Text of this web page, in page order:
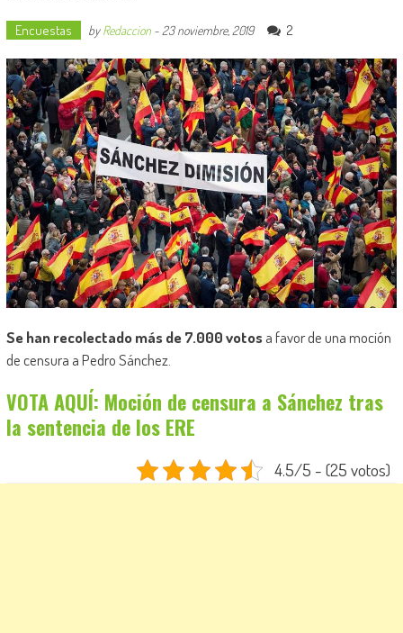
Encuestas byRedaccion- 23 noviembre, 2019 2
Se han recolectado más de 7.000 votosa favor de una moción
de censura a Pedro Sánchez.
VOTA AQUÍ: Moción de censura a Sánchez tras
la sentencia de los ERE
4.5/5 - (25 votos)